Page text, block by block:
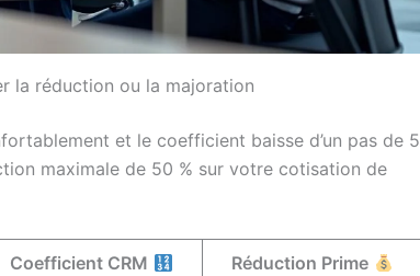
la réduction ou la majoration
et le coefficient baisse d’un pas de 5
maximale de 50 % sur votre cotisation de
Coefficient CRM Réduction Prime